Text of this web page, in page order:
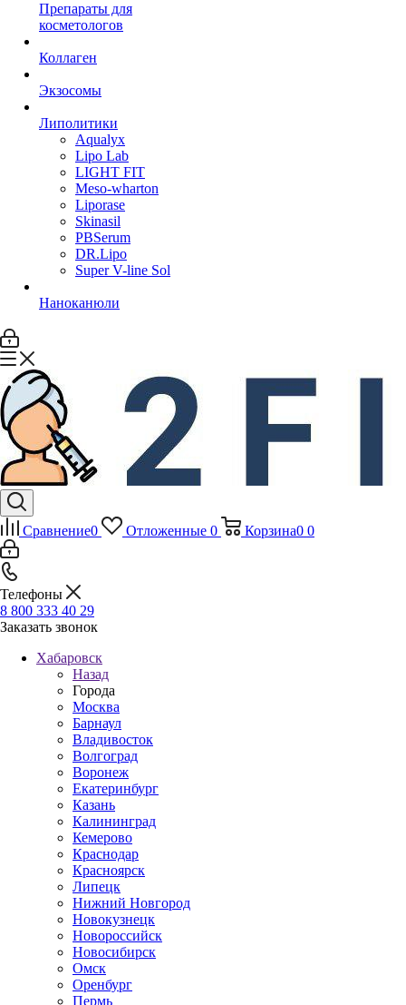
Препараты для
косметологов
Коллаген
Экзосомы
Липолитики
Aqualyx
Lipo Lab
LIGHT FIT
Meso-wharton
Liporase
Skinasil
PBSerum
DR.Lipo
Super V-line Sol
Наноканюли
Сравнение0 Отложенные 0 Корзина0 0
Телефоны
8 800 333 40 29
Заказать звонок
Хабаровск
Назад
Города
Москва
Барнаул
Владивосток
Волгоград
Воронеж
Екатеринбург
Казань
Калининград
Кемерово
Краснодар
Красноярск
Липецк
Нижний Новгород
Новокузнецк
Новороссийск
Новосибирск
Омск
Оренбург
Пермь